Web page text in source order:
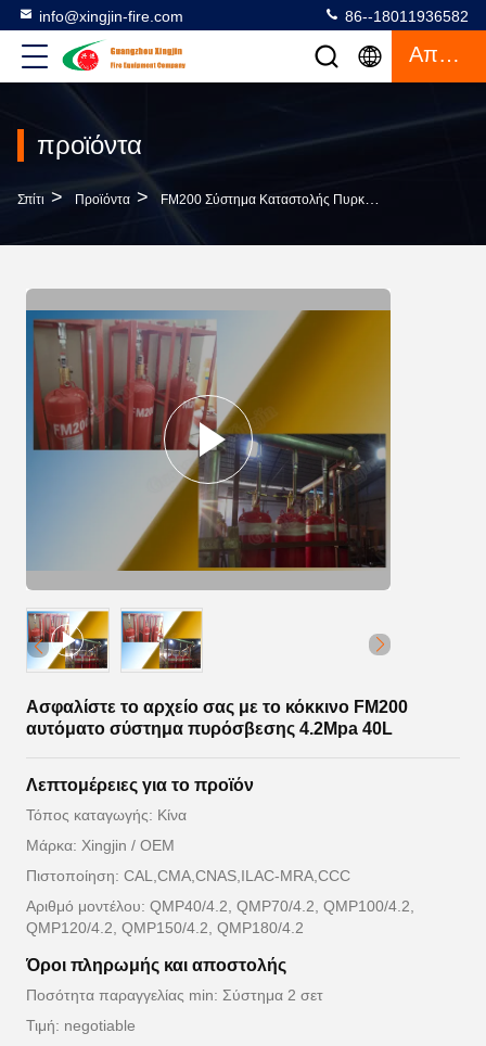
info@xingjin-fire.com 86--18011936582
Απόσπασμα
προϊόντα
Σπίτι > Προϊόντα > FM200 Σύστημα Καταστολής Πυρκαγιάς
Ασφαλίστε το αρχείο σας με το κόκκινο FM200
αυτόματο σύστημα πυρόσβεσης 4.2Mpa 40L
Λεπτομέρειες για το προϊόν
Τόπος καταγωγής: Κίνα
Μάρκα: Xingjin / OEM
Πιστοποίηση: CAL,CMA,CNAS,ILAC-MRA,CCC
Αριθμό μοντέλου: QMP40/4.2, QMP70/4.2, QMP100/4.2,
QMP120/4.2, QMP150/4.2, QMP180/4.2
Όροι πληρωμής και αποστολής
Ποσότητα παραγγελίας min: Σύστημα 2 σετ
Τιμή: negotiable